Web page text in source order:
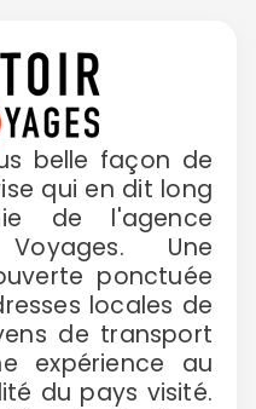
belle façon de
qui en dit long
de l'agence
Une
ponctuée
locales de
de transport
expérience au
du pays visité.